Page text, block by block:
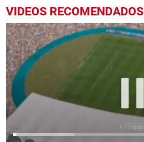
VIDEOS RECOMENDADOS